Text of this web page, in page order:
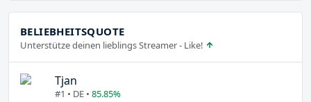
BELIEBHEITSQUOTE
Unterstütze deinen lieblings Streamer - Like!
Tjan
#1 • DE • 85.85%